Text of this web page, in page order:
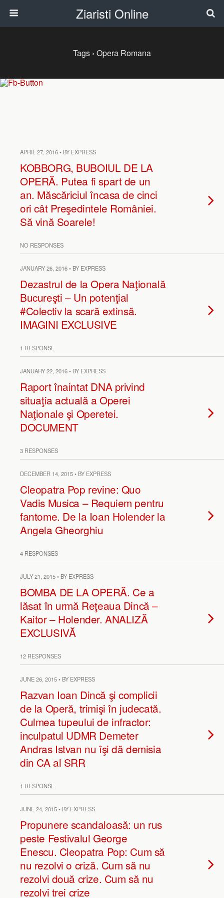
Ziaristi Online
Tags › Opera Romana
APRIL 27, 2016 • BY EXPRESS
KOBBORG, BUBOIUL DE LA
OPERĂ. Putea fi spart de un
an. Măscăriciul încasa de cinci
ori cât Preşedintele României.
Să vină Soarele!
NO RESPONSES
JANUARY 26, 2016 • BY EXPRESS
Dezastrul de la Opera Naţională
Bucureşti – Un potenţial
#Colectiv la scară extinsă.
IMAGINI EXCLUSIVE
1 RESPONSE
JANUARY 22, 2016 • BY EXPRESS
Raport înaintat DNA privind
situaţia actuală a Operei
Naţionale şi Operetei.
DOCUMENT
3 RESPONSES
DECEMBER 14, 2015 • BY EXPRESS
Cleopatra Pop revine: Quo
Vadis Musica – Requiem pentru
fantome. De la Ioan Holender la
Angela Gheorghiu
4 RESPONSES
JULY 21, 2015 • BY EXPRESS
BOMBA DE LA OPERĂ. Ce a
lăsat în urmă Reţeaua Dincă –
Kaitor – Holender. ANALIZĂ
EXCLUSIVĂ
12 RESPONSES
JUNE 26, 2015 • BY EXPRESS
Razvan Ioan Dincă şi complicii
de la Operă, trimişi în judecată.
Culmea tupeului de infractor:
inculpatul UDMR Demeter
Andras Istvan nu îşi dă demisia
din CA al SRR
1 RESPONSE
JUNE 24, 2015 • BY EXPRESS
Propunere scandaloasă: un rus
peste Festivalul George
Enescu. Cleopatra Pop: Cum să
nu rezolvi o criză. Cum să nu
rezolvi două crize. Cum să nu
rezolvi trei crize